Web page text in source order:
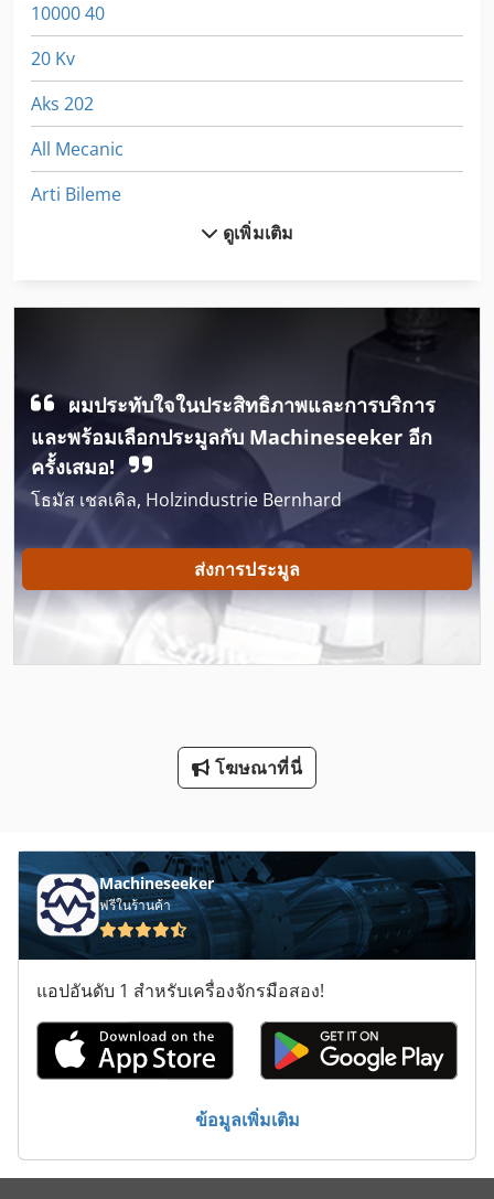
10000 40
20 Kv
Aks 202
All Mecanic
Arti Bileme
Folding
Frm D Midi
Gmx 200 Linear
Gx 11 Ff
Label
คน
ตู้ เครื่องมือ
ตู้แช่แข็งอุตสาหกรรม
ประเภท
ดูเพิ่มเติม
ผมประทับใจในประสิทธิภาพและการบริการ
และพร้อมเลือกประมูลกับ Machineseeker อีก
ครั้งเสมอ!
โธมัส เชลเคิล, Holzindustrie Bernhard
ส่งการประมูล
โฆษณาที่นี่
Machineseeker
ฟรีในร้านค้า
แอปอันดับ 1 สำหรับเครื่องจักรมือสอง!
ข้อมูลเพิ่มเติม